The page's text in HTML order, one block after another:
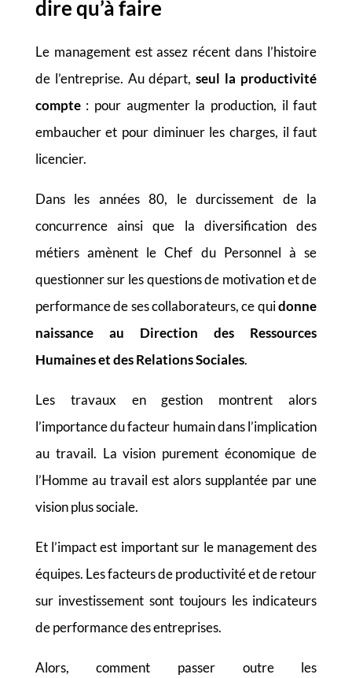
dire qu’à faire
Le management est assez récent dans l’histoire
de l’entreprise. Au départ,seul la productivité
compte: pour augmenter la production, il faut
embaucher et pour diminuer les charges, il faut
licencier.
Dans les années 80, le durcissement de la
concurrence ainsi que la diversification des
métiers amènent le Chef du Personnel à se
questionner sur les questions de motivation et de
performance de ses collaborateurs, ce quidonne
naissance au Direction des Ressources
Humaines et des Relations Sociales.
Les travaux en gestion montrent alors
l’importance du facteur humain dans l’implication
au travail. La vision purement économique de
l’Homme au travail est alors supplantée par une
vision plus sociale.
Et l’impact est important sur le management des
équipes. Les facteurs de productivité et de retour
sur investissement sont toujours les indicateurs
de performance des entreprises.
Alors, comment passer outre les